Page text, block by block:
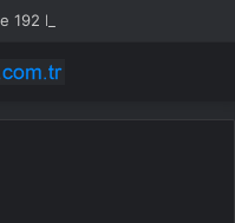
192 Milyon TL Destek